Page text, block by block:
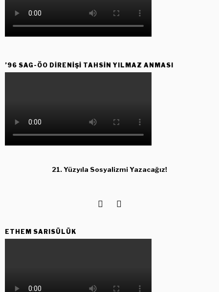
’96 SAG-ÖO DİRENİŞİ TAHSİN YILMAZ ANMASI
21. Yüzyıla Sosyalizmi Yazacağız!
ETHEM SARISÜLÜK